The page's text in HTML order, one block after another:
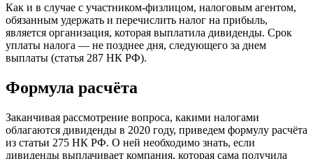
Как и в случае с участником-физлицом, налоговым агентом,
обязанным удержать и перечислить налог на прибыль,
является организация, которая выплатила дивиденды. Срок
уплаты налога — не позднее дня, следующего за днем
выплаты (статья 287 НК РФ).
Формула расчёта
Заканчивая рассмотрение вопроса, какими налогами
облагаются дивиденды в 2020 году, приведем формулу расчёта
из статьи 275 НК РФ. О ней необходимо знать, если
дивиденды выплачивает компания, которая сама получила